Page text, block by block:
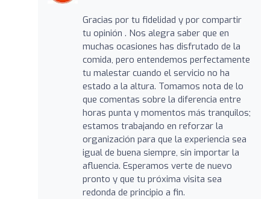
Gracias por tu fidelidad y por compartir
tu opinión . Nos alegra saber que en
muchas ocasiones has disfrutado de la
comida, pero entendemos perfectamente
tu malestar cuando el servicio no ha
estado a la altura. Tomamos nota de lo
que comentas sobre la diferencia entre
horas punta y momentos más tranquilos;
estamos trabajando en reforzar la
organización para que la experiencia sea
igual de buena siempre, sin importar la
afluencia. Esperamos verte de nuevo
pronto y que tu próxima visita sea
redonda de principio a fin.